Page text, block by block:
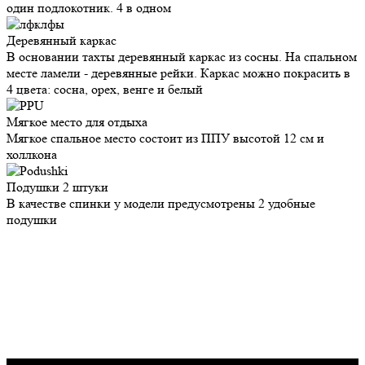
один подлокотник. 4 в одном
Деревянный каркас
В основании тахты деревянный каркас из сосны. На спальном
месте ламели - деревянные рейки. Каркас можно покрасить в
4 цвета: сосна, орех, венге и белый
Мягкое место для отдыха
Мягкое спальное место состоит из ППУ высотой 12 см и
холлкона
Подушки 2 штуки
В качестве спинки у модели предусмотрены 2 удобные
подушки